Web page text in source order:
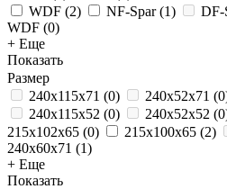
WDF (2) NF-Spar(1) DF-
WDF (0)
+ Еще
Показать
Размер
240x115x71 (0) 240x52x71 (0
240x115x52 (0) 240x52x52 (0
215x102x65 (0) 215x100x65 (2)
240x60x71 (1)
+ Еще
Показать